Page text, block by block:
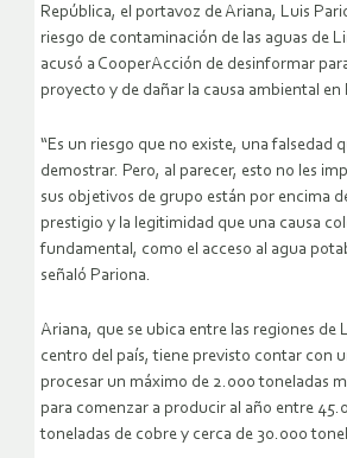
República, el portavoz de Ariana, Luis
riesgo de contaminación de las aguas de
acusó a CooperAcción de desinformar
proyecto y de dañar la causa ambiental en
“Es un riesgo que no existe, una falsedad
demostrar. Pero, al parecer, esto no les
sus objetivos de grupo están por encima
prestigio y la legitimidad que una causa
fundamental, como el acceso al agua
señaló Pariona.
Ariana, que se ubica entre las regiones de
centro del país, tiene previsto contar con
procesar un máximo de 2.000 toneladas
para comenzar a producir al año entre
toneladas de cobre y cerca de 30.000